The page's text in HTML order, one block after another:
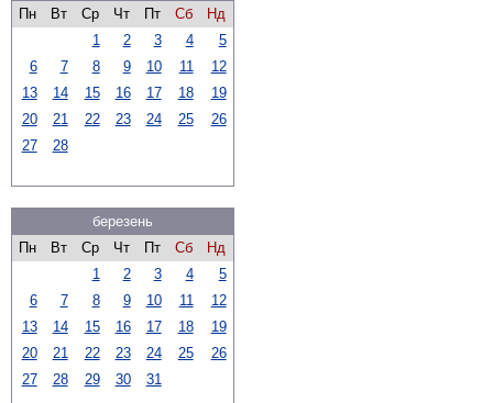
Пн
Вт Ср Чт Пт Сб
Нд
1
2 3 4
5
6
7 8 9 10 11
12
13
14 15 16 17 18
19
20
21 22 23 24 25
26
27
28
березень
Пн
Вт Ср Чт Пт Сб
Нд
1
2 3 4
5
6
7 8 9 10 11
12
13
14 15 16 17 18
19
20
21 22 23 24 25
26
27
28 29 30 31